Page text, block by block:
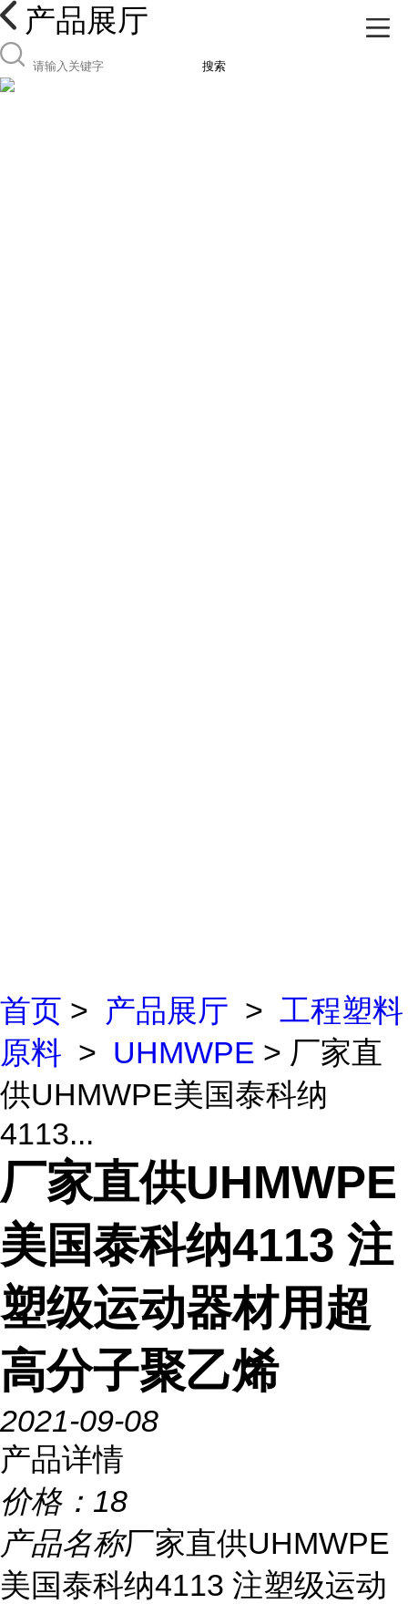
产品展厅
搜索
首页 > 产品展厅 > 工程塑料
原料 > UHMWPE > 厂家直
供UHMWPE美国泰科纳
4113...
厂家直供UHMWPE
美国泰科纳4113 注
塑级运动器材用超
高分子聚乙烯
2021-09-08
产品详情
价格： 18
产品名称厂家直供UHMWPE
美国泰科纳4113 注塑级运动